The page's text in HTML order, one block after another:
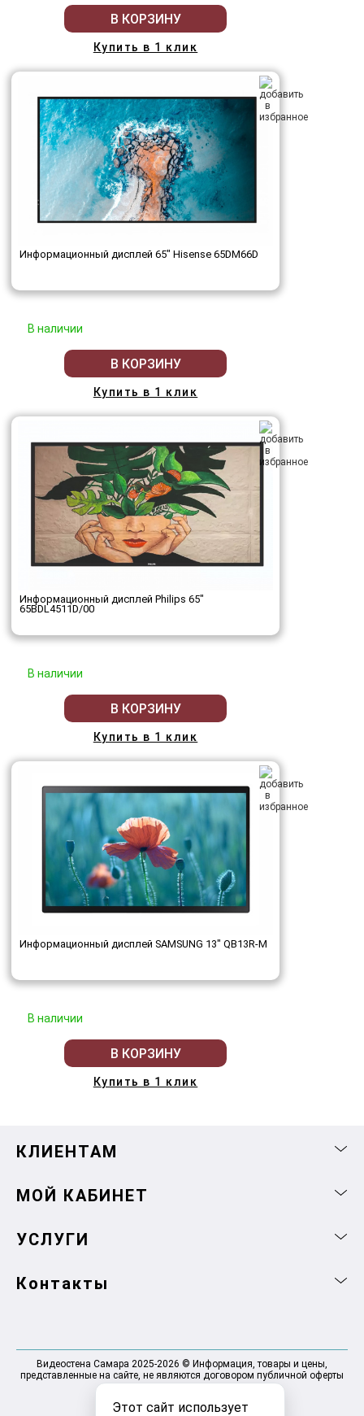
Этот сайт использует
В КОРЗИНУ
Купить в 1 клик
Информационный дисплей 65" Hisense 65DM66D
В наличии
В КОРЗИНУ
Купить в 1 клик
Информационный дисплей Philips 65"
65BDL4511D/00
В наличии
В КОРЗИНУ
Купить в 1 клик
Информационный дисплей SAMSUNG 13" QB13R-M
В наличии
В КОРЗИНУ
Купить в 1 клик
КЛИЕНТАМ
МОЙ КАБИНЕТ
УСЛУГИ
Контакты
Видеостена Самара 2025-2026 © Информация, товары и цены,
представленные на сайте, не являются договором публичной оферты